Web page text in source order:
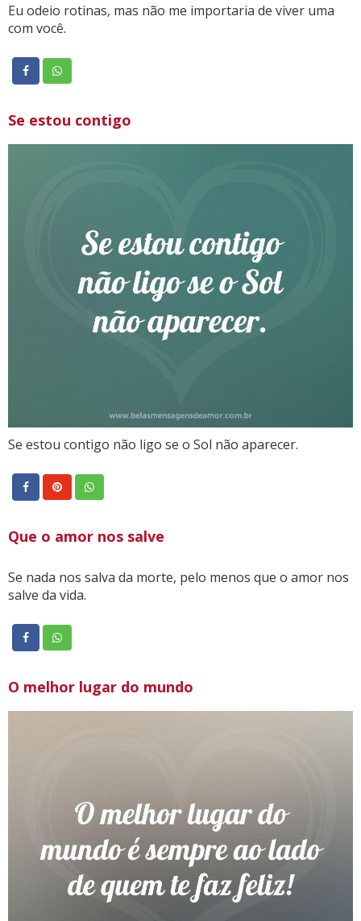
Eu odeio rotinas, mas não me importaria de viver uma
com você.
Se estou contigo
Se estou contigo não ligo se o Sol não aparecer.
Que o amor nos salve
Se nada nos salva da morte, pelo menos que o amor nos
salve da vida.
O melhor lugar do mundo